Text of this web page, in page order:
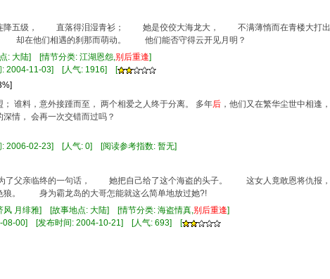
五级， 直落得泪湿青衫； 她是佼佼大海龙大， 不满薄惰而在青楼大打出
他们相遇的刹那而萌动。 他们能否守得云开见月明？
: 大陆] [情节分类: 江湖恩怨,别 后重逢]
: 2004-11-03] [人气: 1916] [
谁料，意外接踵而至， 两个相爱之人终于分离。 多年后 ，他们又在繁华尘世中相逢，
情， 会再一次交错而过吗？
2006-02-23] [人气: 0] [阅读参考指数: 暂无]
亲临终的一句话， 她把自己给了这个海盗的头子。 这女人竟敢恩将仇报，
。 身为霸龙岛的大哥怎能就这么简单地放过她?!
风 月绯雅] [故事地点: 大陆] [情节分类: 海盗情真,别 后重逢]
08-00] [发布时间: 2004-10-21] [人气: 693] [